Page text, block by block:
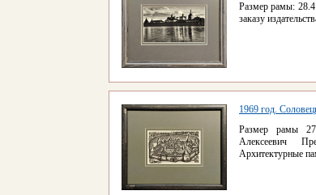
Размер рамы:
заказу
1969 год.
Размер рамы
Алексеевич
Архитектурные